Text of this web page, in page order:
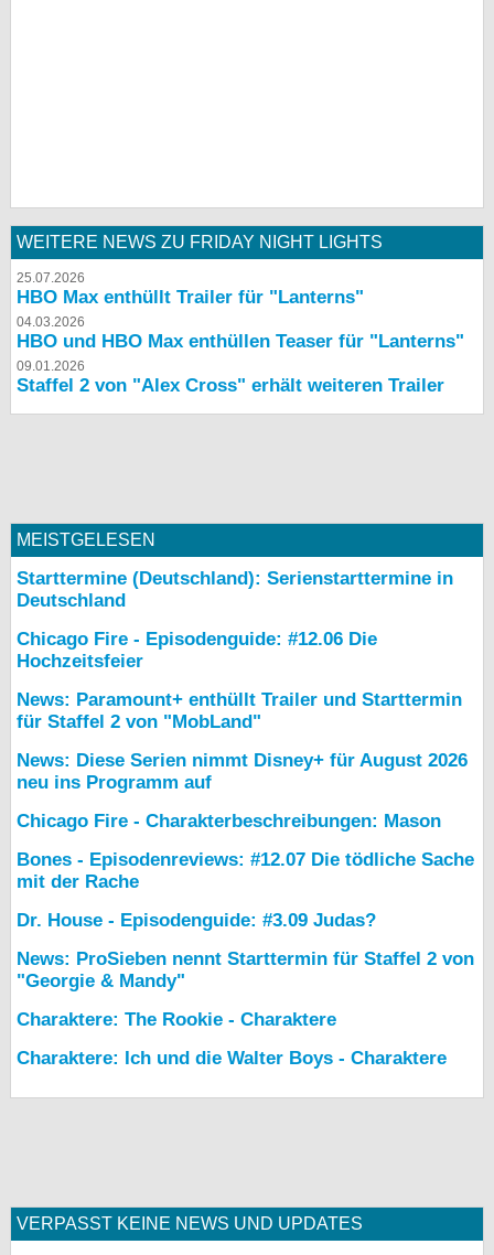
WEITERE NEWS ZU FRIDAY NIGHT LIGHTS
25.07.2026
HBO Max enthüllt Trailer für "Lanterns"
04.03.2026
HBO und HBO Max enthüllen Teaser für "Lanterns"
09.01.2026
Staffel 2 von "Alex Cross" erhält weiteren Trailer
MEISTGELESEN
Starttermine (Deutschland): Serienstarttermine in
Deutschland
Chicago Fire - Episodenguide: #12.06 Die
Hochzeitsfeier
News: Paramount+ enthüllt Trailer und Starttermin
für Staffel 2 von "MobLand"
News: Diese Serien nimmt Disney+ für August 2026
neu ins Programm auf
Chicago Fire - Charakterbeschreibungen: Mason
Bones - Episodenreviews: #12.07 Die tödliche Sache
mit der Rache
Dr. House - Episodenguide: #3.09 Judas?
News: ProSieben nennt Starttermin für Staffel 2 von
"Georgie & Mandy"
Charaktere: The Rookie - Charaktere
Charaktere: Ich und die Walter Boys - Charaktere
VERPASST KEINE NEWS UND UPDATES